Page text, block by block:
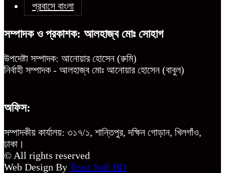
প্রবাসে বাংলা
সম্পাদক ও প্রকাশক: আলহাজ্ব মোঃ সোহাগ
উপদেষ্টা সম্পাদক: আনোয়ার হোসেন (রুমি)
নির্বাহী সম্পাদক - আলহাজ্ব মোঃ আনোয়ার হোসেন (বাবুল)
অফিস:
সম্পাদকীয় কার্যালয়: ৩১৭/১, শান্তিপুর, দক্ষিন গোড়ান, খিলগাঁও,
ঢাকা।
© All rights reserved
Web Design By Trust Soft BD